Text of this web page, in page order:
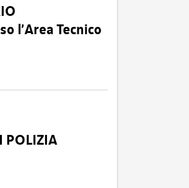
l’Area Tecnico
POLIZIA